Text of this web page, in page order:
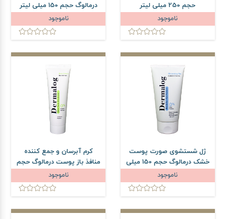
حجم 250 میلی لیتر
ناموجود
درمالوگ حجم 150 میلی لیتر
ناموجود
ژل شستشوی صورت پوست
خشک درمالوگ حجم 150 میلی
لیتر
ناموجود
کرم آبرسان و جمع کننده
منافذ باز پوست درمالوگ حجم
ناموجود